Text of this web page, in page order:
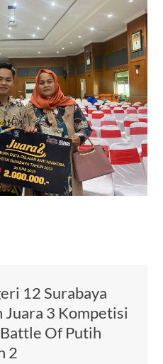
12 Surabaya
3 Kompetisi
Of Putih
2